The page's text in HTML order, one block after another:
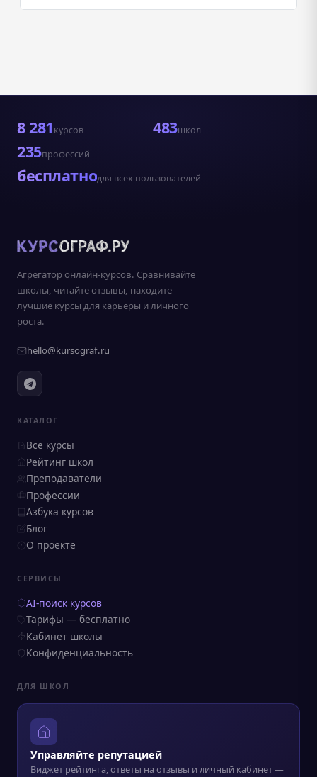
8 281 курсов 483школ
235профессий
бесплатнодля всех пользователей
Агрегатор онлайн-курсов. Сравнивайте
школы, читайте отзывы, находите
лучшие курсы для карьеры и личного
роста.
hello@kursograf.ru
КАТАЛОГ
Все курсы
Рейтинг школ
Преподаватели
Профессии
Азбука курсов
Блог
О проекте
СЕРВИСЫ
AI-поиск курсов
Тарифы — бесплатно
Кабинет школы
Конфиденциальность
ДЛЯ ШКОЛ
Управляйте репутацией
Виджет рейтинга, ответы на отзывы и личный кабинет —